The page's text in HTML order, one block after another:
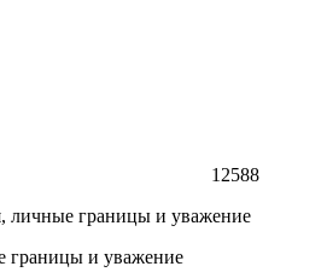
12588
границы и уважение